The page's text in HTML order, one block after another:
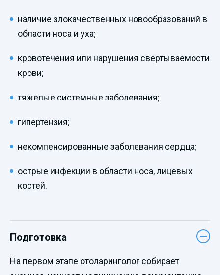
наличие злокачественных новообразований в
области носа и уха;
кровотечения или нарушения свертываемости
крови;
тяжелые системные заболевания;
гипертензия;
некомпенсированные заболевания сердца;
острые инфекции в области носа, лицевых
костей.
Подготовка
На первом этапе отоларинголог собирает